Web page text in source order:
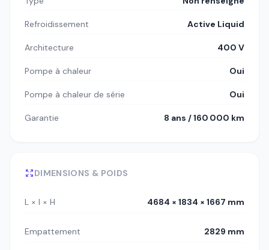
Refroidissement Active Liquid
Architecture 400 V
Pompe à chaleur Oui
Pompe à chaleur de série Oui
Garantie 8 ans / 160 000 km
DIMENSIONS & POIDS
L × l × H 4684 × 1834 × 1667 mm
Empattement 2829 mm